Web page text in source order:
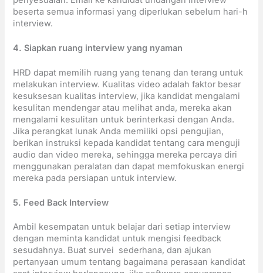
beserta semua informasi yang diperlukan sebelum hari-h
interview.
4. Siapkan ruang interview yang nyaman
HRD dapat memilih ruang yang tenang dan terang untuk
melakukan interview. Kualitas video adalah faktor besar
kesuksesan kualitas interview, jika kandidat mengalami
kesulitan mendengar atau melihat anda, mereka akan
mengalami kesulitan untuk berinterkasi dengan Anda.
Jika perangkat lunak Anda memiliki opsi pengujian,
berikan instruksi kepada kandidat tentang cara menguji
audio dan video mereka, sehingga mereka percaya diri
menggunakan peralatan dan dapat memfokuskan energi
mereka pada persiapan untuk interview.
5. Feed Back Interview
Ambil kesempatan untuk belajar dari setiap interview
dengan meminta kandidat untuk mengisi feedback
sesudahnya. Buat survei sederhana, dan ajukan
pertanyaan umum tentang bagaimana perasaan kandidat